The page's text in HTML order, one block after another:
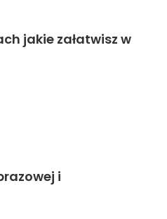
jakie załatwisz w
i